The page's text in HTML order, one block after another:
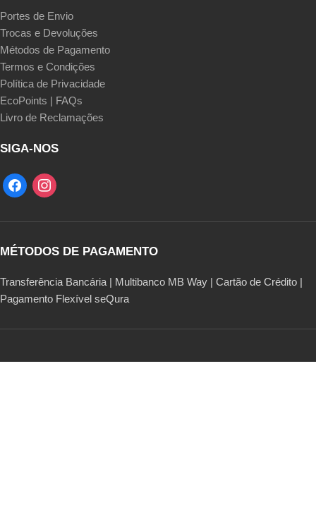
Portes de Envio
Trocas e Devoluções
Métodos de Pagamento
Termos e Condições
Política de Privacidade
EcoPoints | FAQs
Livro de Reclamações
SIGA-NOS
MÉTODOS DE PAGAMENTO
Transferência Bancária | Multibanco MB Way | Cartão de Crédito |
Pagamento Flexível seQura